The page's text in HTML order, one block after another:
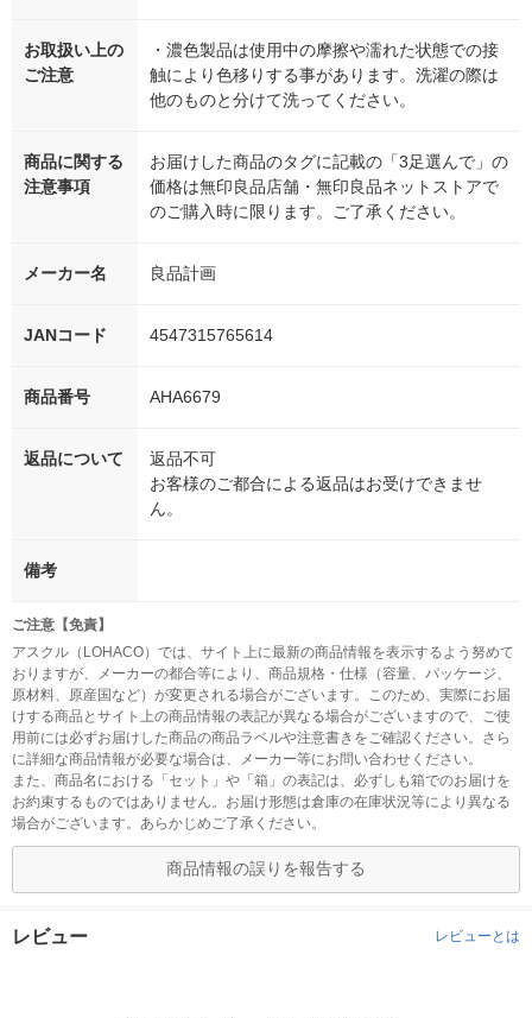
お取扱い上の
ご注意
・濃色製品は使用中の摩擦や濡れた状態での接
触により色移りする事があります。洗濯の際は
他のものと分けて洗ってください。
商品に関する
注意事項
お届けした商品のタグに記載の「3足選んで」の
価格は無印良品店舗・無印良品ネットストアで
のご購入時に限ります。ご了承ください。
メーカー名 良品計画
JANコード 4547315765614
商品番号 AHA6679
返品について
返品不可
お客様のご都合による返品はお受けできませ
ん。
備考
ご注意【免責】
アスクル（LOHACO）では、サイト上に最新の商品情報を表示するよう努めて
おりますが、メーカーの都合等により、商品規格・仕様（容量、パッケージ、
原材料、原産国など）が変更される場合がございます。このため、実際にお届
けする商品とサイト上の商品情報の表記が異なる場合がございますので、ご使
用前には必ずお届けした商品の商品ラベルや注意書きをご確認ください。さら
に詳細な商品情報が必要な場合は、メーカー等にお問い合わせください。
また、商品名における「セット」や「箱」の表記は、必ずしも箱でのお届けを
お約束するものではありません。お届け形態は倉庫の在庫状況等により異なる
場合がございます。あらかじめご了承ください。
商品情報の誤りを報告する
レビュー レビューとは